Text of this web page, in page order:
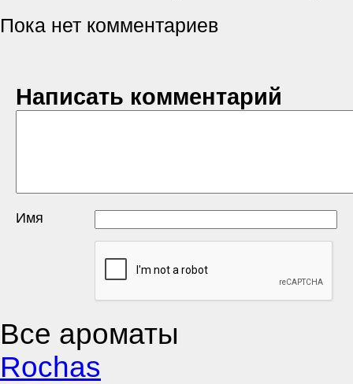
Пока нет комментариев
Написать комментарий
Имя
Все ароматы
Rochas